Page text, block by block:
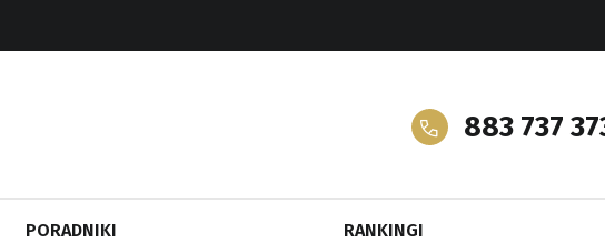
883 737
PORADNIKI RANKINGI